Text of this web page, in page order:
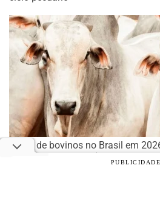
Abate de bovinos no Brasil em
40 mi cabeças, prevê AbiecPUBLICIDADE